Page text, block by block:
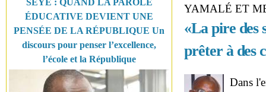
SEYE : QUAND LA PAROLE
ÉDUCATIVE DEVIENT UNE
PENSÉE DE LA RÉPUBLIQUE Un
discours pour penser l’excellence,
l’école et la République
YAMALÉ ET
«La pire des
prêter à des
Dans